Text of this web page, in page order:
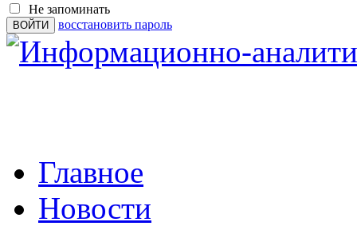
Не запоминать
восстановить пароль
Главное
Новости